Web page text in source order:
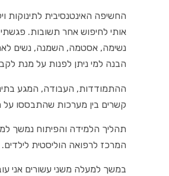
החשיפה האינטנסיבית לתינוקות
אותי לחיפוש אחר תשובות.
נשימה, אסטמה, השמנה, נשים
הבנה למי ניתן לפנות על מנת
ההתמודדות, העבודה, המגע
קשרים בין מערכות שהתבססו על
המרכז לרפואה הוליסטית לילדים.
במשך למעלה משני עשורים אני